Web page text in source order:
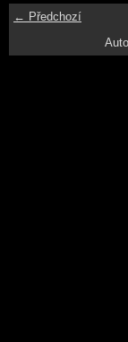
← Předchozí